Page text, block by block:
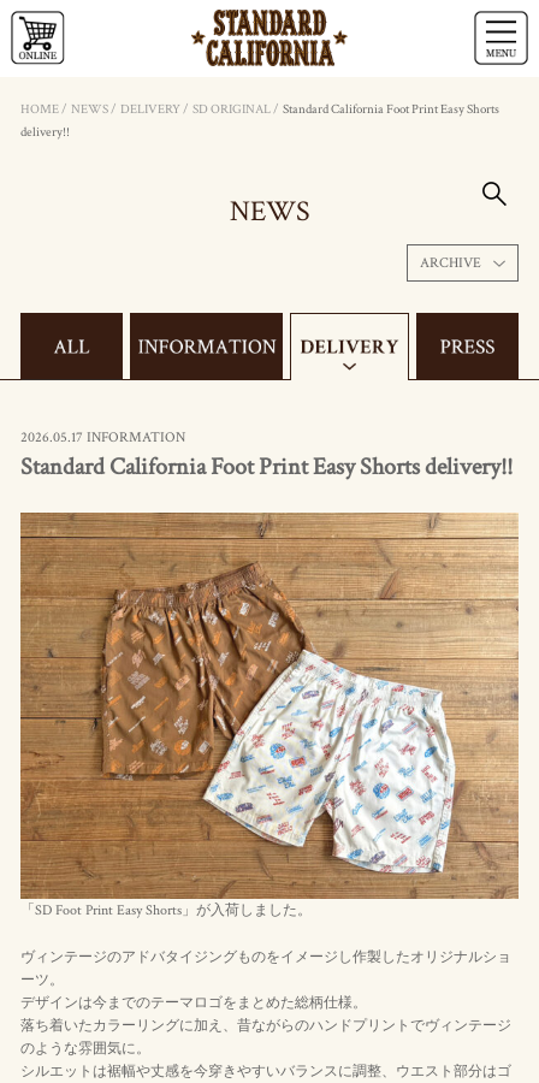
HOME/ NEWS/ DELIVERY / SD ORIGINAL/ Standard California Foot Print Easy Shorts
delivery!!
NEWS
ARCHIVE
2026.05.17 INFORMATION
Standard California Foot Print Easy Shorts delivery!!
「SD Foot Print Easy Shorts」が入荷しました。
ヴィンテージのアドバタイジングものをイメージし作製したオリジナルショ
ーツ。
デザインは今までのテーマロゴをまとめた総柄仕様。
落ち着いたカラーリングに加え、昔ながらのハンドプリントでヴィンテージ
のような雰囲気に。
シルエットは裾幅や丈感を今穿きやすいバランスに調整、ウエスト部分はゴ